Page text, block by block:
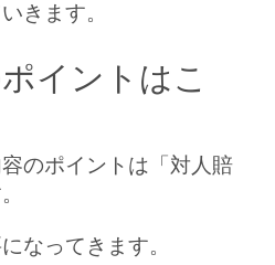
きます。
イントはこ
のポイントは「対人賠
なってきます。